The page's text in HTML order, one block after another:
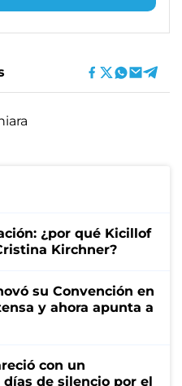
¿por qué Kicillof
Kirchner?
su Convención en
y ahora apunta a
con un
de silencio por el